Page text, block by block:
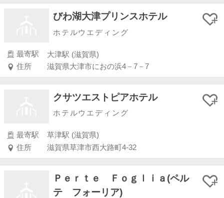
びわ湖大津プリンスホテル
ホテルウエディング
最寄駅
大津駅 (滋賀県)
住所
滋賀県大津市におの浜4－7－7
クサツエストピアホテル
ホテルウエディング
最寄駅
草津駅 (滋賀県)
住所
滋賀県草津市西大路町4-32
Ｐｅｒｔｅ Ｆｏｇｌｉａ(ペル
テ フォーリア)